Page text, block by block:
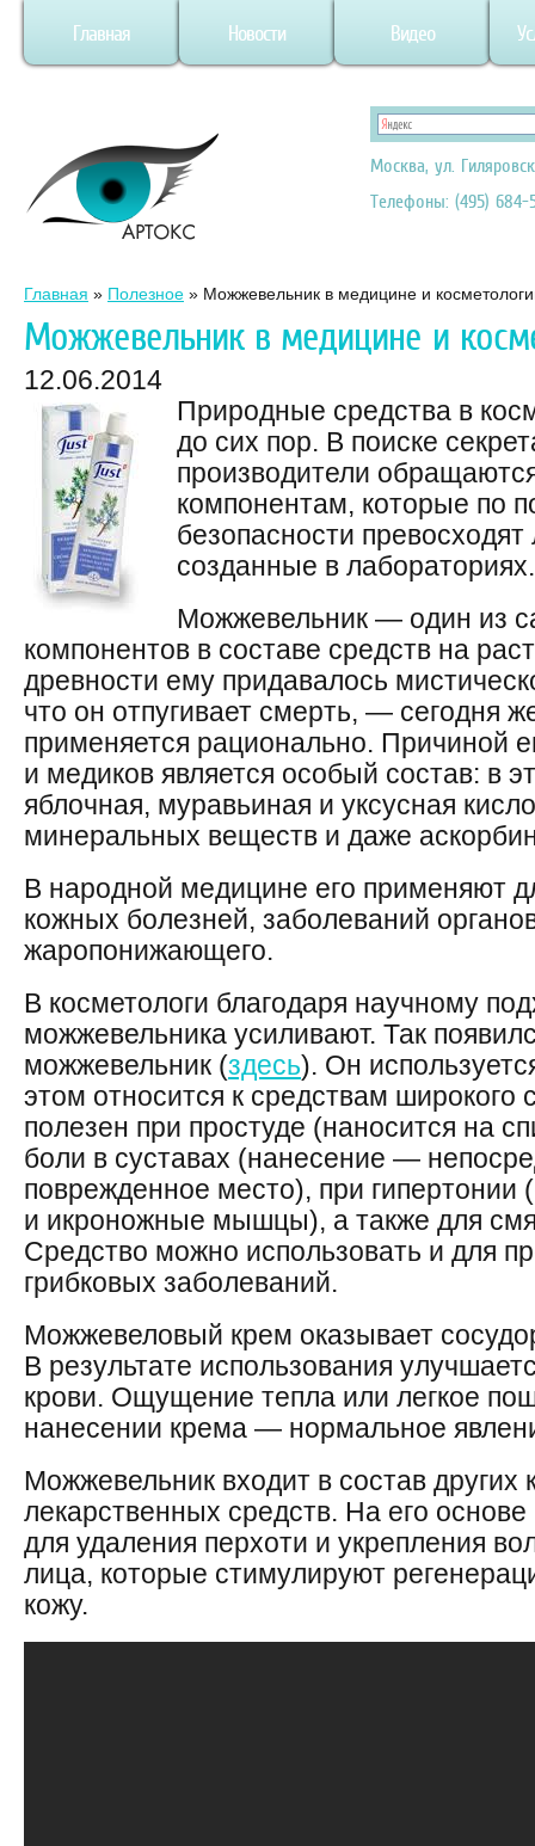
Главная Новости Видео
Москва, ул.
Телефоны: (495) 684-
Главная » Полезное » Можжевельник в медицине и
Можжевельник в медицине и
12.06.2014
Природные средства в
до сих пор. В поиске
производители
компонентам, которые по
безопасности
созданные в лабораториях.
Можжевельник — один из
компонентов в составе средств на
древности ему придавалось
что он отпугивает смерть, — сегодня
применяется рационально. Причиной
и медиков является особый состав: в
яблочная, муравьиная и уксусная
минеральных веществ и даже
В народной медицине его применяют
кожных болезней, заболеваний
жаропонижающего.
В косметологи благодаря научному
можжевельника усиливают. Так
можжевельник (здесь). Он
этом относится к средствам широкого
полезен при простуде (наносится на
боли в суставах (нанесение —
поврежденное место), при
и икроножные мышцы), а также для
Средство можно использовать и для
грибковых заболеваний.
Можжевеловый крем оказывает
В результате использования
крови. Ощущение тепла или легкое
нанесении крема — нормальное
Можжевельник входит в состав других
лекарственных средств. На его
для удаления перхоти и укрепления
лица, которые стимулируют
кожу.